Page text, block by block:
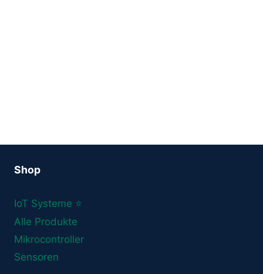
Shop
IoT Systeme ⭐
Alle Produkte
Mikrocontroller
Sensoren